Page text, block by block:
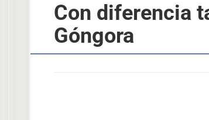
Con diferencia
Góngora